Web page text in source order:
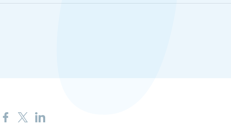
Partager sur Facebook
Partager sur X
Partager sur LinkedIn